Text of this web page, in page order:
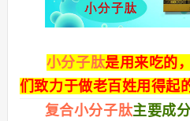
小分子肽是用来吃的
们致力于做老百姓用得起
复合小分子肽主要成